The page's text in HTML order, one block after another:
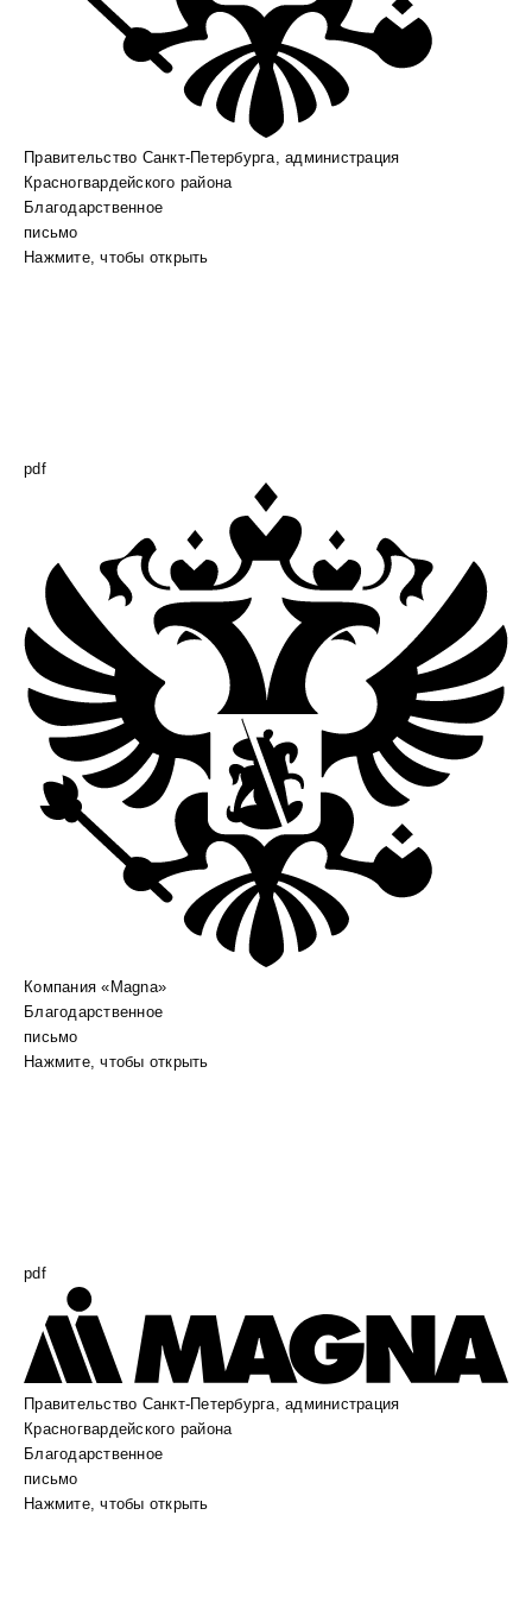
Правительство Санкт-Петербурга, администрация
Красногвардейского района
Благодарственное
письмо
Нажмите, чтобы открыть
pdf
Компания «Magna»
Благодарственное
письмо
Нажмите, чтобы открыть
pdf
Правительство Санкт-Петербурга, администрация
Красногвардейского района
Благодарственное
письмо
Нажмите, чтобы открыть